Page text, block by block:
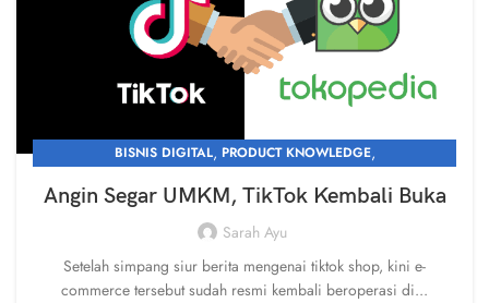
BISNIS DIGITAL, PRODUCT KNOWLEDGE,
WHAT'S NEW
Angin Segar UMKM, TikTok Kembali Buka
Sarah Ayu
Setelah simpang siur berita mengenai tiktok shop, kini e-
commerce tersebut sudah resmi kembali beroperasi di...